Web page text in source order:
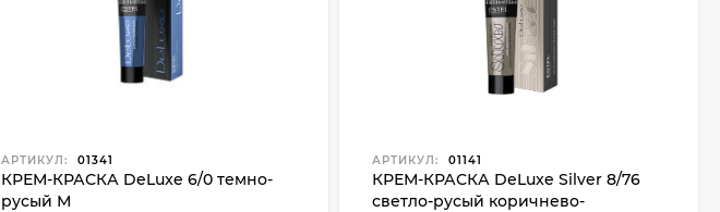
АРТИКУЛ: 01341
КРЕМ-КРАСКА DeLuxe 6/0 темно-
русый М
АРТИКУЛ: 01141
КРЕМ-КРАСКА DeLuxe Silver 8/76
светло-русый коричнево-